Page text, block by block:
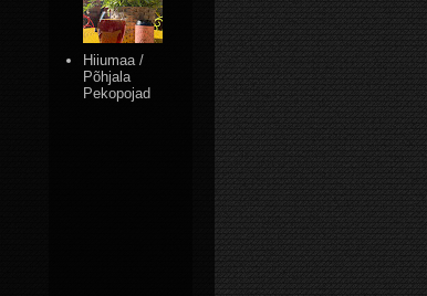
Hiiumaa /
Põhjala
Pekopojad